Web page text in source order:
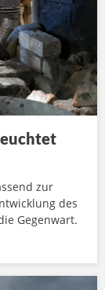
zur
des
Gegenwart.